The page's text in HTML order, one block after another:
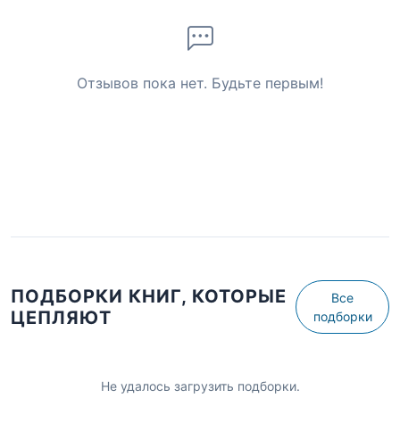
Отзывов пока нет. Будьте первым!
ПОДБОРКИ КНИГ, КОТОРЫЕ
ЦЕПЛЯЮТ
Все
подборки
Не удалось загрузить подборки.